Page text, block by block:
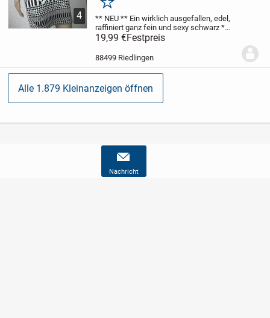
Nachricht
4
Merken
** NEU ** Ein wirklich ausgefallen, edel,
raffiniert ganz fein und sexy schwarz *
cremè- beige * ercù im attraktiven Grafik
Strech
FASHION **...
19,99 €Festpreis
88499 Riedlingen
Alle 1.879 Kleinanzeigen öffnen